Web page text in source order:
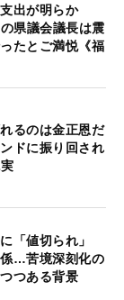
出が明らか
県議会議長は震
たとご満悦《福
るのは金正恩だ
ドに振り回され
「値切られ」
係…苦境深刻化の
つある背景